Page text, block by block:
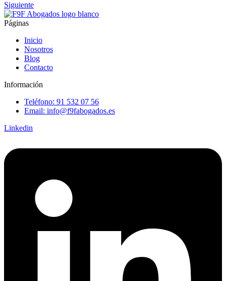
Siguiente
Páginas
Inicio
Nosotros
Blog
Contacto
Información
Teléfono: 91 532 07 56
Email: info@f9fabogados.es
Linkedin